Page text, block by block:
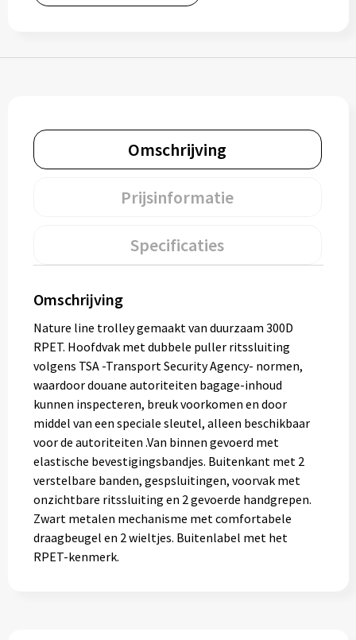
Mokken & kopjes
Snoep
Muntjes
Paraplu's
Stormparaplu's
Klassieke paraplu's
Opvouwbare paraplu's
Divers
Omschrijving
Prijsinformatie
Specificaties
Omschrijving
Nature line trolley gemaakt van duurzaam 300D
RPET. Hoofdvak met dubbele puller ritssluiting
volgens TSA -Transport Security Agency- normen,
waardoor douane autoriteiten bagage-inhoud
kunnen inspecteren, breuk voorkomen en door
middel van een speciale sleutel, alleen beschikbaar
voor de autoriteiten .Van binnen gevoerd met
elastische bevestigingsbandjes. Buitenkant met 2
verstelbare banden, gespsluitingen, voorvak met
onzichtbare ritssluiting en 2 gevoerde handgrepen.
Zwart metalen mechanisme met comfortabele
draagbeugel en 2 wieltjes. Buitenlabel met het
RPET-kenmerk.